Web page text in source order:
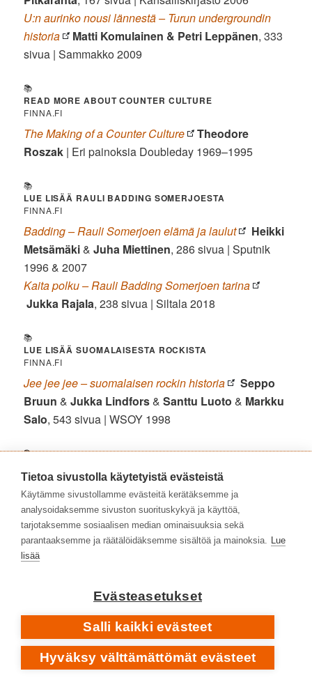
U:n aurinko nousi lännestä – Turun undergroundin
historia
Matti Komulainen & Petri Leppänen, 333
sivua | Sammakko 2009
📚
READ MORE ABOUT COUNTER CULTURE
FINNA.FI
The Making of a Counter Culture
Theodore
Roszak | Eri painoksia Doubleday 1969–1995
📚
LUE LISÄÄ RAULI BADDING SOMERJOESTA
FINNA.FI
Badding – Rauli Somerjoen elämä ja laulut
Heikki
Metsämäki&Juha Miettinen, 286 sivua | Sputnik
1996 & 2007
Kaita polku – Rauli Badding Somerjoen tarina
Jukka Rajala, 238 sivua | Siltala 2018
📚
LUE LISÄÄ SUOMALAISESTA ROCKISTA
FINNA.FI
Jee jee jee – suomalaisen rockin historia
Seppo
Bruun &Jukka Lindfors&Santtu Luoto & Markku
Salo, 543 sivua | WSOY 1998
📚
FINNA.FI
Atte Blom – mies Love Recordsin takana
Elina
Saksala, 477 sivua | Johnny Kniga 2025
Love Records 1966–1979 • tarina, taiteilijat, tuotanto
Miska Rantanen
UNDERGROUND-ROCKSUOMEN TALVISOTA 1939–1940 •
1970
Tietoa sivustolla käytetyistä evästeistä
Käytämme sivustollamme evästeitä kerätäksemme ja
analysoidaksemme sivuston suorituskykyä ja käyttöä,
tarjotaksemme sosiaalisen median ominaisuuksia sekä
parantaaksemme ja räätälöidäksemme sisältöä ja mainoksia. Lue
lisää
Evästeasetukset
Salli kaikki evästeet
Hyväksy välttämättömät evästeet